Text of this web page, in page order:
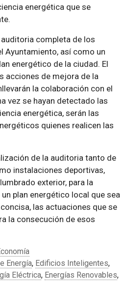
energética que se
auditoria completa de los
Ayuntamiento, así como un
energético de la ciudad. El
acciones de mejora de la
la colaboración con el
vez se hayan detectado las
energética, serán las
quienes realicen las
de la auditoria tanto de
instalaciones deportivas,
exterior, para la
plan energético local que sea
las actuaciones que se
la consecución de esos
Energía, Edificios Inteligentes,
Eléctrica, Energías Renovables,